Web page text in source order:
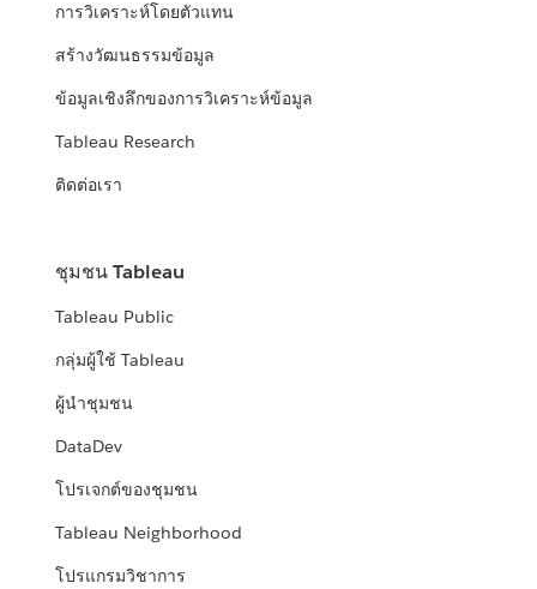
การวิเคราะห์โดยตัวแทน
สร้างวัฒนธรรมข้อมูล
ข้อมูลเชิงลึกของการวิเคราะห์ข้อมูล
Tableau Research
ติดต่อเรา
ชุมชน Tableau
Tableau Public
กลุ่มผู้ใช้ Tableau
ผู้นำชุมชน
DataDev
โปรเจกต์ของชุมชน
Tableau Neighborhood
โปรแกรมวิชาการ